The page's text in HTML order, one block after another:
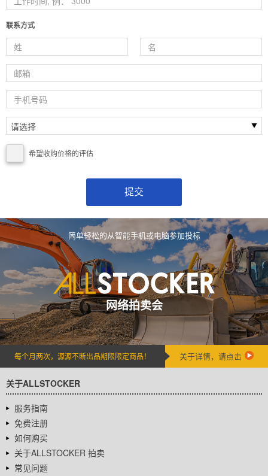
联系方式
希望收购价格的评估
简单轻松的从智能手机或电脑参加投标
网络拍卖会
每个月两次，源源不断出品期限限定商品！ 关于详情，请点击
关于ALLSTOCKER
服务指南
免费注册
如何购买
关于ALLSTOCKER 拍卖
常见问题